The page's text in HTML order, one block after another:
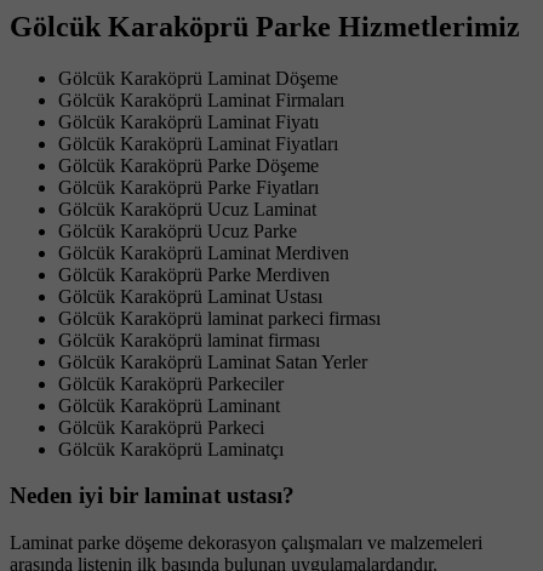
Gölcük Karaköprü Parke Hizmetlerimiz
Gölcük Karaköprü Laminat Döşeme
Gölcük Karaköprü Laminat Firmaları
Gölcük Karaköprü Laminat Fiyatı
Gölcük Karaköprü Laminat Fiyatları
Gölcük Karaköprü Parke Döşeme
Gölcük Karaköprü Parke Fiyatları
Gölcük Karaköprü Ucuz Laminat
Gölcük Karaköprü Ucuz Parke
Gölcük Karaköprü Laminat Merdiven
Gölcük Karaköprü Parke Merdiven
Gölcük Karaköprü Laminat Ustası
Gölcük Karaköprü laminat parkeci firması
Gölcük Karaköprü laminat firması
Gölcük Karaköprü Laminat Satan Yerler
Gölcük Karaköprü Parkeciler
Gölcük Karaköprü Laminant
Gölcük Karaköprü Parkeci
Gölcük Karaköprü Laminatçı
Neden iyi bir laminat ustası?
Laminat parke döşeme dekorasyon çalışmaları ve malzemeleri
arasında listenin ilk başında bulunan uygulamalardandır.